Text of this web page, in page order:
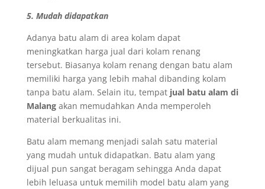
5. Mudah didapatkan
Adanya batu alam di area kolam dapat
meningkatkan harga jual dari kolam renang
tersebut. Biasanya kolam renang dengan batu alam
memiliki harga yang lebih mahal dibanding kolam
tanpa batu alam. Selain itu, tempat jual batu alam di
Malang akan memudahkan Anda memperoleh
material berkualitas ini.
Batu alam memang menjadi salah satu material
yang mudah untuk didapatkan. Batu alam yang
dijual pun sangat beragam sehingga Anda dapat
lebih leluasa untuk memilih model batu alam yang